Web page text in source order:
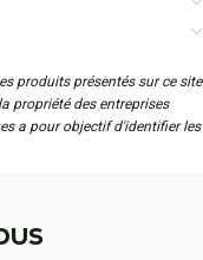
produits présentés sur ce site
propriété des entreprises
a pour objectif d'identifier les